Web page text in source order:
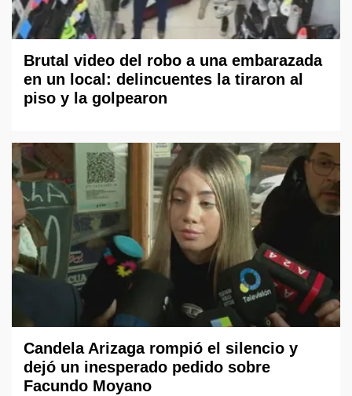
Brutal video del robo a una embarazada
en un local: delincuentes la tiraron al
piso y la golpearon
Candela Arizaga rompió el silencio y
dejó un inesperado pedido sobre
Facundo Moyano